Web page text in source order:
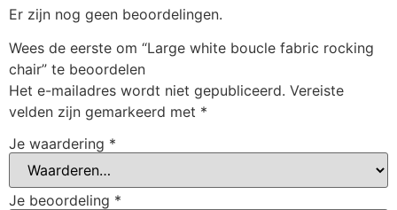
Er zijn nog geen beoordelingen.
Wees de eerste om “Large white boucle fabric rocking
chair” te beoordelen
Het e-mailadres wordt niet gepubliceerd. Vereiste
velden zijn gemarkeerd met *
Je waardering *
Je beoordeling *